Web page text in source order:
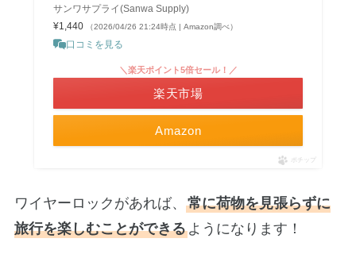
サンワサプライ(Sanwa Supply)
¥1,440
（2026/04/26 21:24時点 | Amazon調べ）
口コミを見る
Amazon
＼楽天ポイント5倍セール！／
楽天市場
ポチップ
ワイヤーロックがあれば、 常に荷物を見張らずに
旅行を楽しむことができるようになります！